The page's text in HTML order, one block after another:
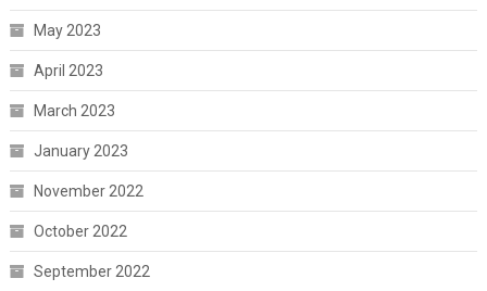
May 2023
April 2023
March 2023
January 2023
November 2022
October 2022
September 2022